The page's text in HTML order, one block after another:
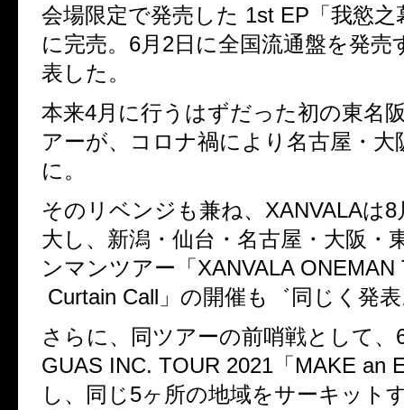
会場限定で発売した 1st EP 「我慾
に完売。 6月 2日に全国流通盤を発売
表した。
本来4月に行うはずだった初の東名
アーが、コロナ禍により名古屋・大
に。
そのリベンジも兼ね、 XANVALAは8
大し、新潟・仙台・名古屋・大阪・
ンマンツアー「 XANVALA ONEMAN
Curtain Call 」の開催も゛同じく発
さらに、同ツアーの前哨戦として、
GUAS INC. TOUR 2021 「 MAKE an
し、同じ5ヶ所の地域をサーキット